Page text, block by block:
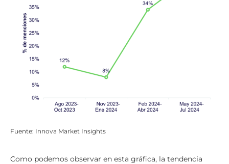
Fuente: Innova Market Insights
Como podemos observar en esta gráfica, la tendencia